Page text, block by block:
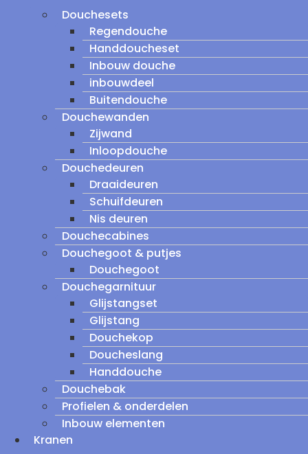
Douchesets
Regendouche
Handdoucheset
Inbouw douche
inbouwdeel
Buitendouche
Douchewanden
Zijwand
Inloopdouche
Douchedeuren
Draaideuren
Schuifdeuren
Nis deuren
Douchecabines
Douchegoot & putjes
Douchegoot
Douchegarnituur
Glijstangset
Glijstang
Douchekop
Doucheslang
Handdouche
Douchebak
Profielen & onderdelen
Inbouw elementen
Kranen